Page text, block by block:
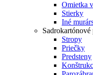
Omietka
Stierky
Iné
Sadrokartónové
Stropy
Priečky
Predsteny